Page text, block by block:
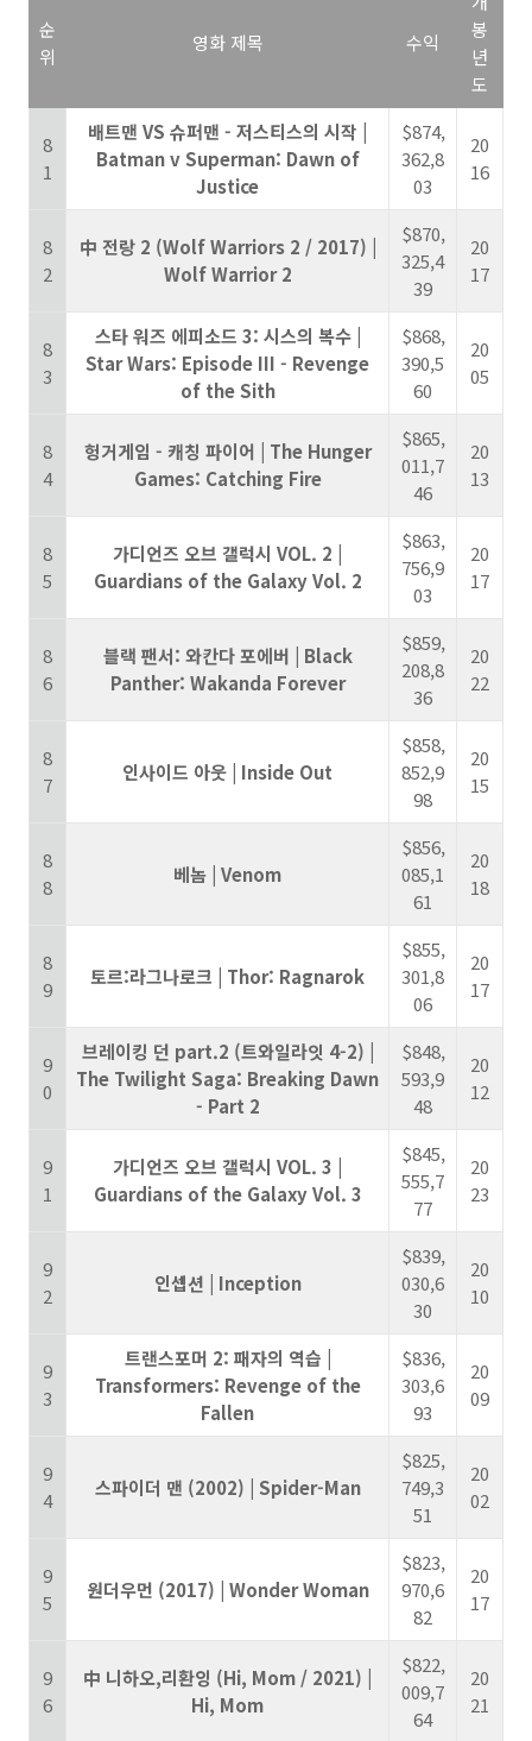
순
위
영화 제목 수익
봉
년
도
8
1
배트맨 VS 슈퍼맨 - 저스티스의 시작 |
Batman v Superman: Dawn of
Justice
$874,
362,8
03
20
16
8
2
中 전랑 2 (Wolf Warriors 2 / 2017) |
Wolf Warrior 2
$870,
325,4
39
20
17
8
3
스타 워즈 에피소드 3: 시스의 복수 |
Star Wars: Episode III - Revenge
of the Sith
$868,
390,5
60
20
05
8
4
헝거게임 - 캐칭 파이어 | The Hunger
Games: Catching Fire
$865,
011,7
46
20
13
8
5
가디언즈 오브 갤럭시 VOL. 2 |
Guardians of the Galaxy Vol. 2
$863,
756,9
03
20
17
8
6
블랙 팬서: 와칸다 포에버 | Black
Panther: Wakanda Forever
$859,
208,8
36
20
22
8
7
인사이드 아웃 | Inside Out
$858,
852,9
98
20
15
8
8
베놈 | Venom
$856,
085,1
61
20
18
8
9
토르:라그나로크 | Thor: Ragnarok
$855,
301,8
06
20
17
9
0
브레이킹 던 part.2 (트와일라잇 4-2) |
The Twilight Saga: Breaking Dawn
- Part 2
$848,
593,9
48
20
12
9
1
가디언즈 오브 갤럭시 VOL. 3 |
Guardians of the Galaxy Vol. 3
$845,
555,7
77
20
23
9
2
인셉션 | Inception
$839,
030,6
30
20
10
9
3
트랜스포머 2: 패자의 역습 |
Transformers: Revenge of the
Fallen
$836,
303,6
93
20
09
9
4
스파이더 맨 (2002) | Spider-Man
$825,
749,3
51
20
02
9
5
원더우먼 (2017) | Wonder Woman
$823,
970,6
82
20
17
9
6
中 니하오,리환잉 (Hi, Mom / 2021) |
Hi, Mom
$822,
009,7
64
20
21